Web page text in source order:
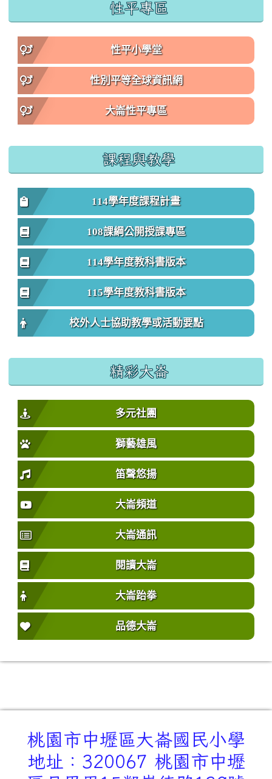
性平專區
性平小學堂
性別平等全球資訊網
大崙性平專區
課程與教學
114學年度課程計畫
108課綱公開授課專區
114學年度教科書版本
115學年度教科書版本
校外人士協助教學或活動要點
精彩大崙
多元社團
獅藝雄風
笛聲悠揚
大崙頻道
大崙通訊
閱讀大崙
大崙跆拳
品德大崙
桃園市中壢區大崙國民小學
地址：320067 桃園市中壢